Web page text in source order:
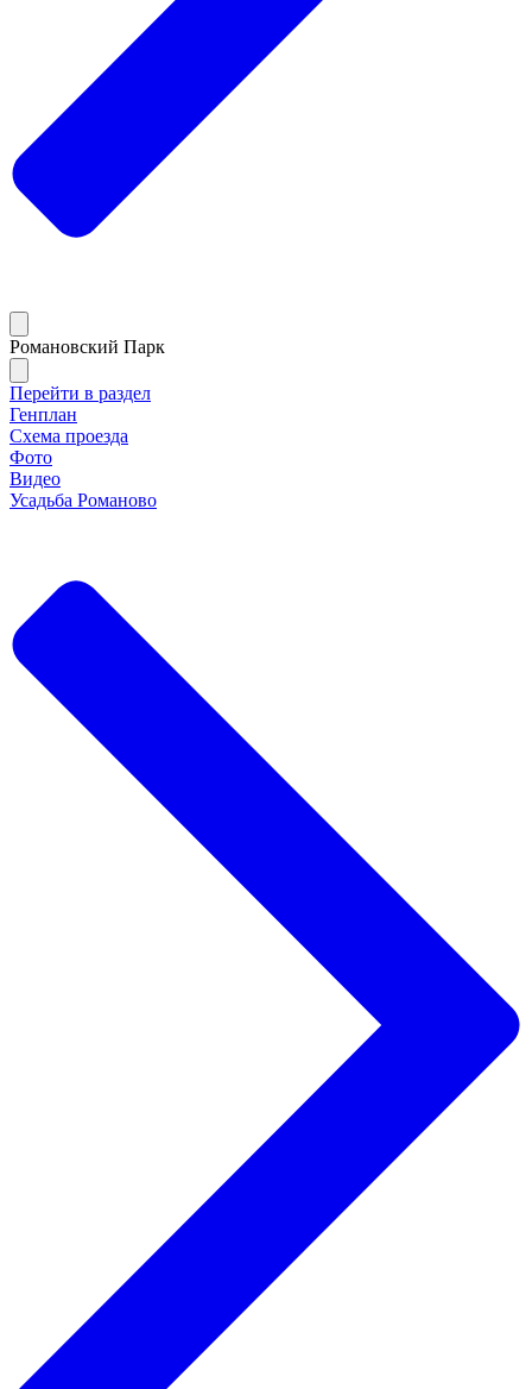
Романовский Парк
Перейти в раздел
Генплан
Схема проезда
Фото
Видео
Усадьба Романово